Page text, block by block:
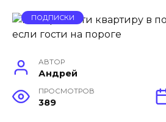
ПОДПИСКИ
АВТОР
Андрей
ПРОСМОТРОВ
389